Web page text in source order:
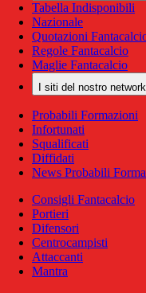
Tabella Indisponibili
Nazionale
Quotazioni
Regole Fantacalcio
Maglie Fantacalcio
I siti del nostro network
Probabili Formazioni
Infortunati
Squalificati
Diffidati
News Probabili
Consigli Fantacalcio
Portieri
Difensori
Centrocampisti
Attaccanti
Mantra